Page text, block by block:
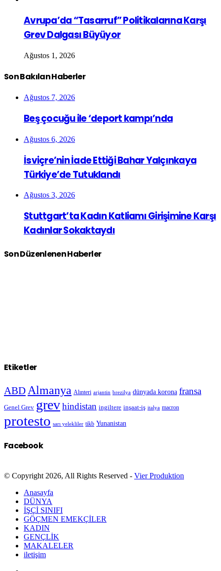
Avrupa’da “Tasarruf” Politikalarına Karşı
Grev Dalgası Büyüyor
Ağustos 1, 2026
Son Bakılan Haberler
Ağustos 7, 2026
Beş çocuğu ile ‘deport kampı’nda
Ağustos 6, 2026
İsviçre’nin İade Ettiği Bahar Yalçınkaya
Türkiye’de Tutuklandı
Ağustos 3, 2026
Stuttgart’ta Kadın Katliamı Girişimine Karşı
Kadınlar Sokaktaydı
Son Düzenlenen Haberler
Etiketler
ABD Almanya Alınteri arjantin brezilya dünyada korona fransa
Genel Grev grevhindistan ingiltere inşaat-iş italya macron
protesto sarı yelekliler tikb Yunanistan
Facebook
© Copyright 2026, All Rights Reserved - Vier Produktion
Anasayfa
DÜNYA
İŞÇİ SINIFI
GÖÇMEN EMEKÇİLER
KADIN
GENÇLİK
MAKALELER
iletişim